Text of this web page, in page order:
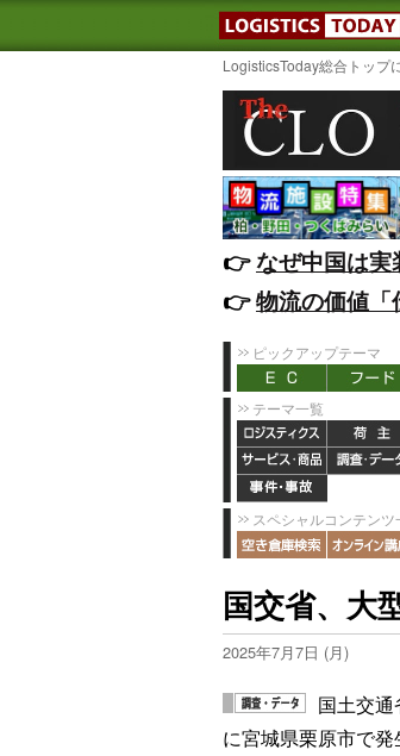
LogisticsToday総合トップ
👉️なぜ中国は実
👉️物流の価値
ピックアップテーマ
テーマ一覧
スペシャルコンテンツ
国交省、大
2025年7月7日 (月)
国土交
に宮城県栗原市で